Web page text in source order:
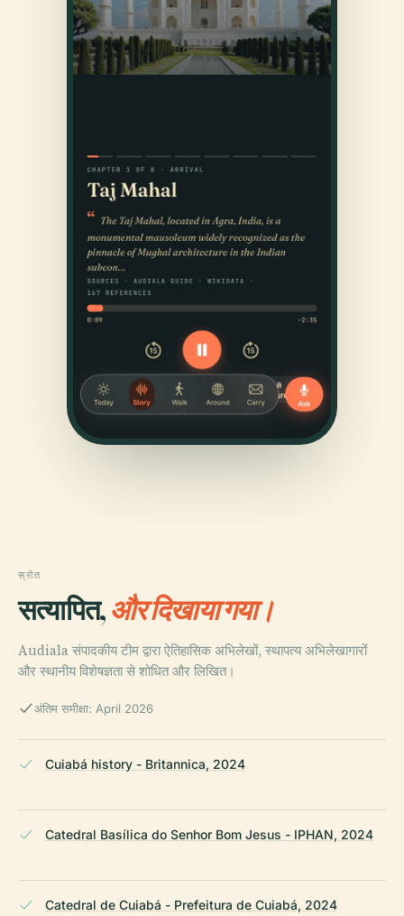
स्रोत
सत्यापित,और दिखाया गया।
Audiala संपादकीय टीम द्वारा ऐतिहासिक अभिलेखों, स्थापत्य अभिलेखागारों
और स्थानीय विशेषज्ञता से शोधित और लिखित।
अंतिम समीक्षा: April 2026
Cuiabá history - Britannica, 2024
Catedral Basílica do Senhor Bom Jesus - IPHAN, 2024
Catedral de Cuiabá - Prefeitura de Cuiabá, 2024